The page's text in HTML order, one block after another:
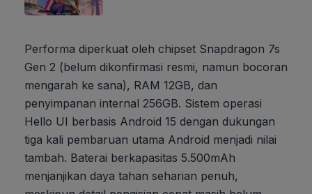
Performa diperkuat oleh chipset Snapdragon 7s
Gen 2 (belum dikonfirmasi resmi, namun bocoran
mengarah ke sana), RAM 12GB, dan
penyimpanan internal 256GB. Sistem operasi
Hello UI berbasis Android 15 dengan dukungan
tiga kali pembaruan utama Android menjadi nilai
tambah. Baterai berkapasitas 5.500mAh
menjanjikan daya tahan seharian penuh,